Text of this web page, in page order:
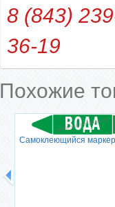
8 (843)
36-19
Похожие
Самоклеющийся